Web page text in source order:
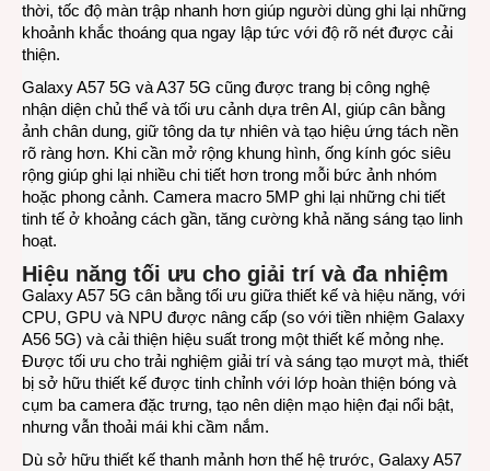
thời, tốc độ màn trập nhanh hơn giúp người dùng ghi lại những
khoảnh khắc thoáng qua ngay lập tức với độ rõ nét được cải
thiện.
Galaxy A57 5G và A37 5G cũng được trang bị công nghệ
nhận diện chủ thể và tối ưu cảnh dựa trên AI, giúp cân bằng
ảnh chân dung, giữ tông da tự nhiên và tạo hiệu ứng tách nền
rõ ràng hơn. Khi cần mở rộng khung hình, ống kính góc siêu
rộng giúp ghi lại nhiều chi tiết hơn trong mỗi bức ảnh nhóm
hoặc phong cảnh. Camera macro 5MP ghi lại những chi tiết
tinh tế ở khoảng cách gần, tăng cường khả năng sáng tạo linh
hoạt.
Hiệu năng tối ưu cho giải trí và đa nhiệm
Galaxy A57 5G cân bằng tối ưu giữa thiết kế và hiệu năng, với
CPU, GPU và NPU được nâng cấp (so với tiền nhiệm Galaxy
A56 5G) và cải thiện hiệu suất trong một thiết kế mỏng nhẹ.
Được tối ưu cho trải nghiệm giải trí và sáng tạo mượt mà, thiết
bị sở hữu thiết kế được tinh chỉnh với lớp hoàn thiện bóng và
cụm ba camera đặc trưng, tạo nên diện mạo hiện đại nổi bật,
nhưng vẫn thoải mái khi cầm nắm.
Dù sở hữu thiết kế thanh mảnh hơn thế hệ trước, Galaxy A57